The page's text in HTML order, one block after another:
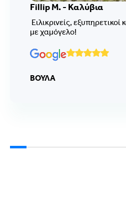
Fillip M. - Καλύβια
Ειλικρινείς, εξυπηρετικοί
με χαμόγελο!
ΒΟΥΛΑ